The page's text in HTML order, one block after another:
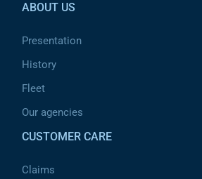
ABOUT US
Presentation
History
Fleet
Our agencies
CUSTOMER CARE
Claims